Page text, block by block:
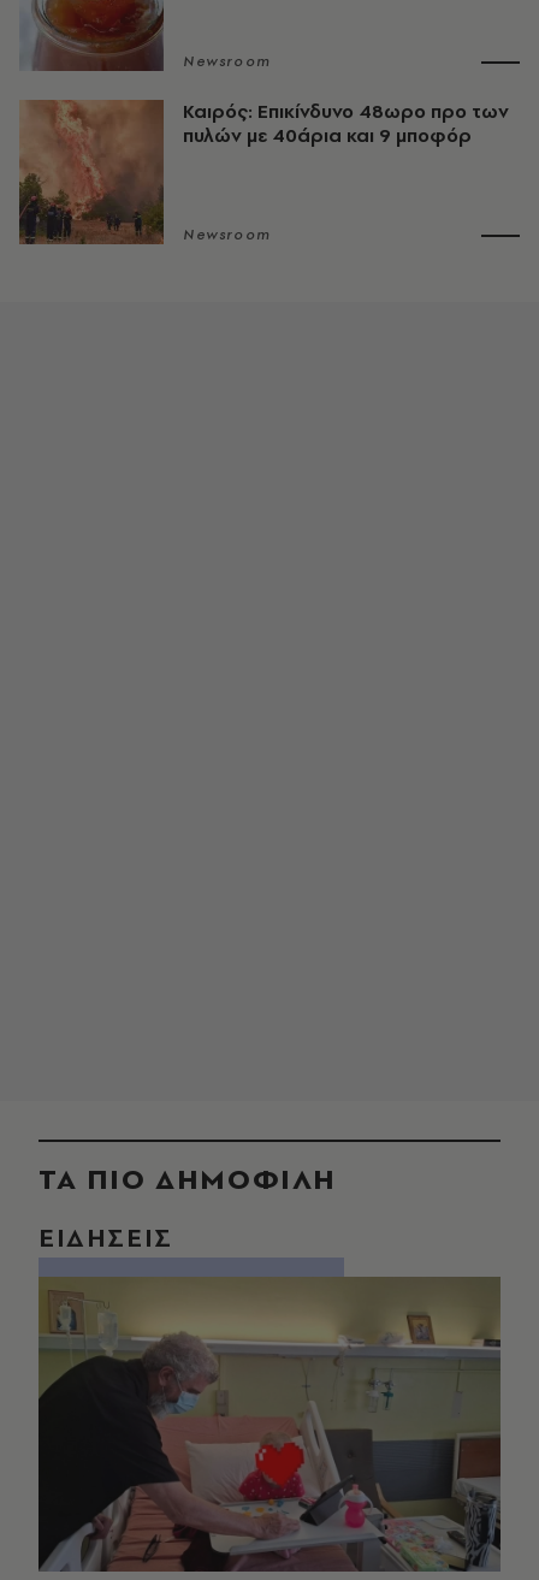
Newsroom
Καιρός: Επικίνδυνο 48ωρο προ των
πυλών με 40άρια και 9 μποφόρ
Newsroom
ΤΑ ΠΙΟ ΔΗΜΟΦΙΛΗ
ΕΙΔΗΣΕΙΣ